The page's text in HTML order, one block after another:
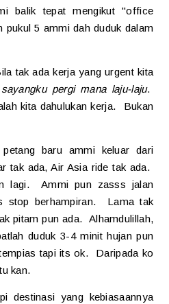
balik tepat mengikut "office
5 ammi dah duduk dalam
tak ada kerja yang urgent kita
pergi mana laju-laju.
kita dahulukan kerja. Bukan
baru ammi keluar dari
tak ada, Air Asia ride tak ada.
lagi. Ammi pun zasss jalan
stop berhampiran. Lama tak
pitam pun ada. Alhamdulillah,
duduk 3-4 minit hujan pun
tapi its ok. Daripada ko
kan.
destinasi yang kebiasaannya